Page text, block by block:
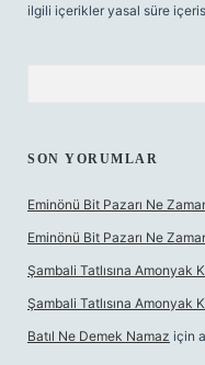
ilgili içerikler yasal süre
SON YORUMLAR
Eminönü Bit Pazarı Ne
Eminönü Bit Pazarı Ne
Şambali Tatlısına Amonyak
Şambali Tatlısına Amonyak
Batıl Ne Demek Namaz için